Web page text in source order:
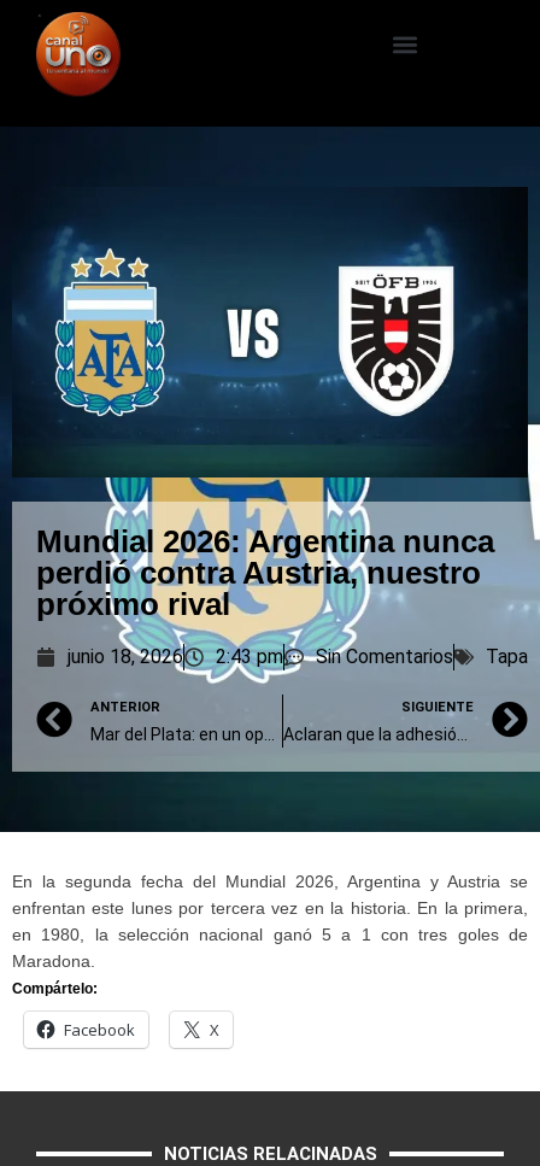
Mundial 2026: Argentina nunca
perdió contra Austria, nuestro
próximo rival
junio 18, 2026 2:43 pm Sin Comentarios Tapa
ANTERIOR SIGUIENTE
En la segunda fecha del Mundial 2026, Argentina y Austria se
enfrentan este lunes por tercera vez en la historia. En la primera,
en 1980, la selección nacional ganó 5 a 1 con tres goles de
Maradona.
Compártelo:
Facebook X
NOTICIAS RELACINADAS